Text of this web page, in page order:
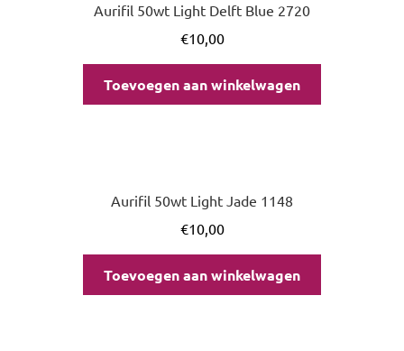
Aurifil 50wt Light Delft Blue 2720
€10,00
Toevoegen aan winkelwagen
Aurifil 50wt Light Jade 1148
€10,00
Toevoegen aan winkelwagen